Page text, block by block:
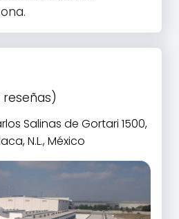
reseñas)
Salinas de Gortari 1500,
N.L., México